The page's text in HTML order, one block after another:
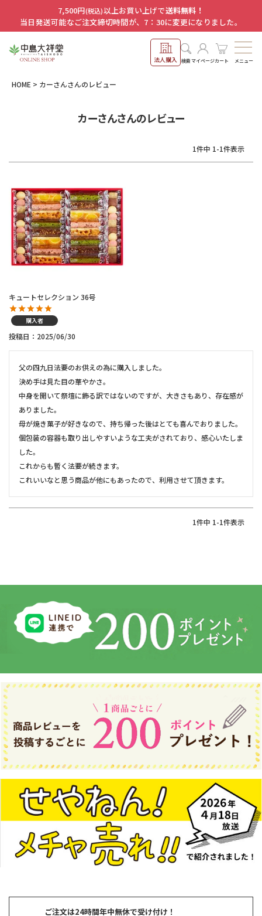
7,500円(税込)以上お買い上げで送料無料！
当日発送可能なご注文締切時間が、7：30に変更になりました。
法人購入 検索マイページカート メニュー
HOME カーさんさんのレビュー
カーさんさんのレビュー
1件中 1-1件表示
キュートセレクション 36号
購入者
投稿日 2025/06/30
父の四九日法要のお供えの為に購入しました。
決め手は見た目の華やかさ。
中身を開いて祭壇に飾る訳ではないのですが、大きさもあり、存在感が
ありました。
母が焼き菓子が好きなので、持ち帰った後はとても喜んでおりました。
個包装の容器も取り出しやすいような工夫がされており、感心いたしま
した。
これからも暫く法要が続きます。
これいいなと思う商品が他にもあったので、利用させて頂きます。
1件中 1-1件表示
ご注文は24時間年中無休で受け付け！